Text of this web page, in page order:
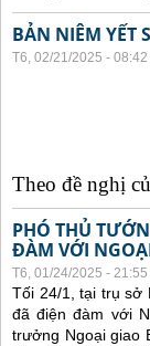
BẢN NIÊM YẾT
T6, 02/21/2025 - 08:42
Theo đề nghị
PHÓ THỦ
ĐÀM VỚI
T6, 01/24/2025 - 21:55
Tối 24/1, tại trụ sở
đã điện đàm với
trưởng Ngoại giao